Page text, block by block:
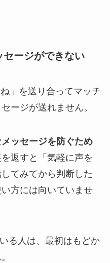
ージができない
」を送り合ってマッチ
ージが送れません。
ッセージを防ぐため
返すと「気軽に声を
てみてから判断した
方には向いていませ
る人は、最初はもどか